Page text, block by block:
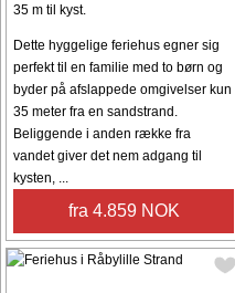
35 m til kyst.
Dette hyggelige feriehus egner sig
perfekt til en familie med to børn og
byder på afslappede omgivelser kun
35 meter fra en sandstrand.
Beliggende i anden række fra
vandet giver det nem adgang til
kysten, ...
fra 4.859 NOK